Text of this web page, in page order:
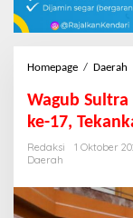
Homepage / Daerah
Wagub
ke-17,
Redaksi
1 Oktober
Daerah